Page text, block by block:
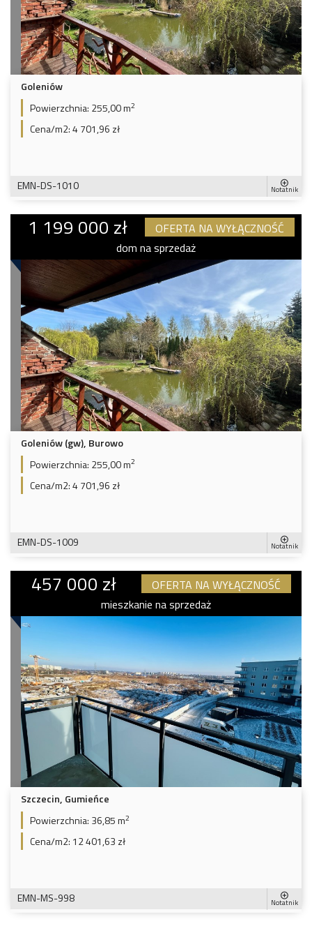
Goleniów
Powierzchnia: 255,00 m2
Cena/m2:4 701,96 zł
EMN-DS-1010 Notatnik
1 199 000 zł
OFERTA NA WYŁĄCZNOŚĆ
dom na sprzedaż
Goleniów (gw), Burowo
Powierzchnia: 255,00 m2
Cena/m2:4 701,96 zł
EMN-DS-1009 Notatnik
457 000 zł
OFERTA NA WYŁĄCZNOŚĆ
mieszkanie na sprzedaż
Szczecin, Gumieńce
Powierzchnia: 36,85 m2
Cena/m2: 12 401,63 zł
EMN-MS-998 Notatnik